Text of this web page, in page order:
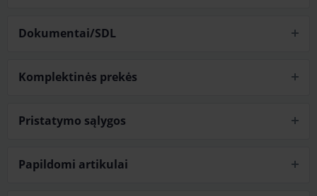
Dokumentai/SDL
Komplektinės prekės
Pristatymo sąlygos
Papildomi artikulai